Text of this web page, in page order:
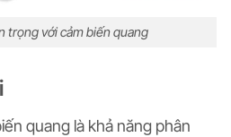
trọng với cảm biến quang
quang là khả năng phân